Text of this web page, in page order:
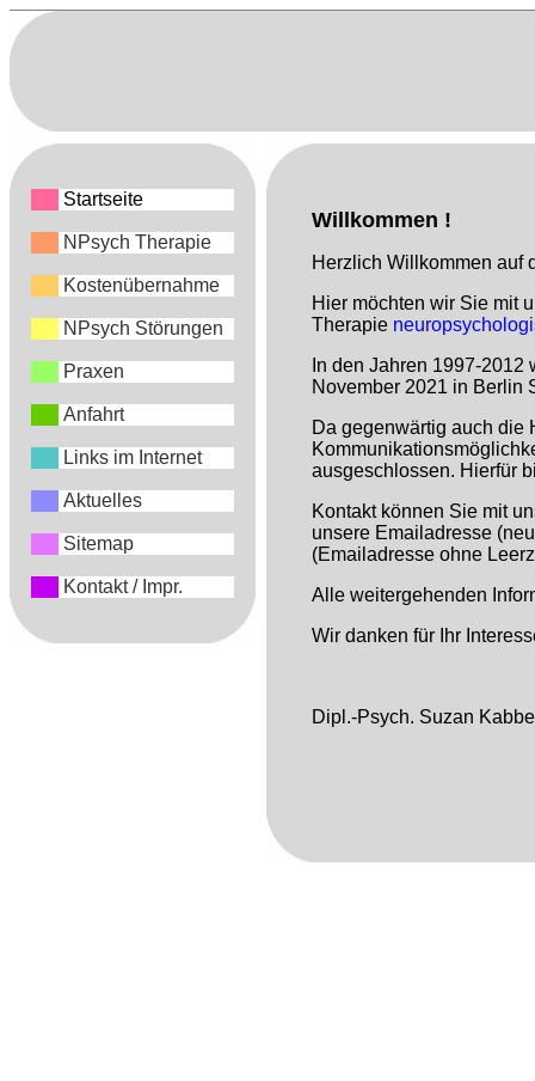
Startseite
NPsych Therapie
Kostenübernahme
NPsych Störungen
Praxen
Anfahrt
Links im Internet
Aktuelles
Sitemap
Kontakt / Impr.
Willkommen !
Herzlich Willkommen auf
Hier möchten wir Sie mit
Therapie
In den Jahren 1997-
November 2021 in Berlin
Da gegenwärtig auch die
ausgeschlossen. Hierfür
Kontakt können Sie mit
unsere Emailadresse
(Emailadresse ohne
Alle weitergehenden
Wir danken für Ihr
Dipl.-Psych. Suzan